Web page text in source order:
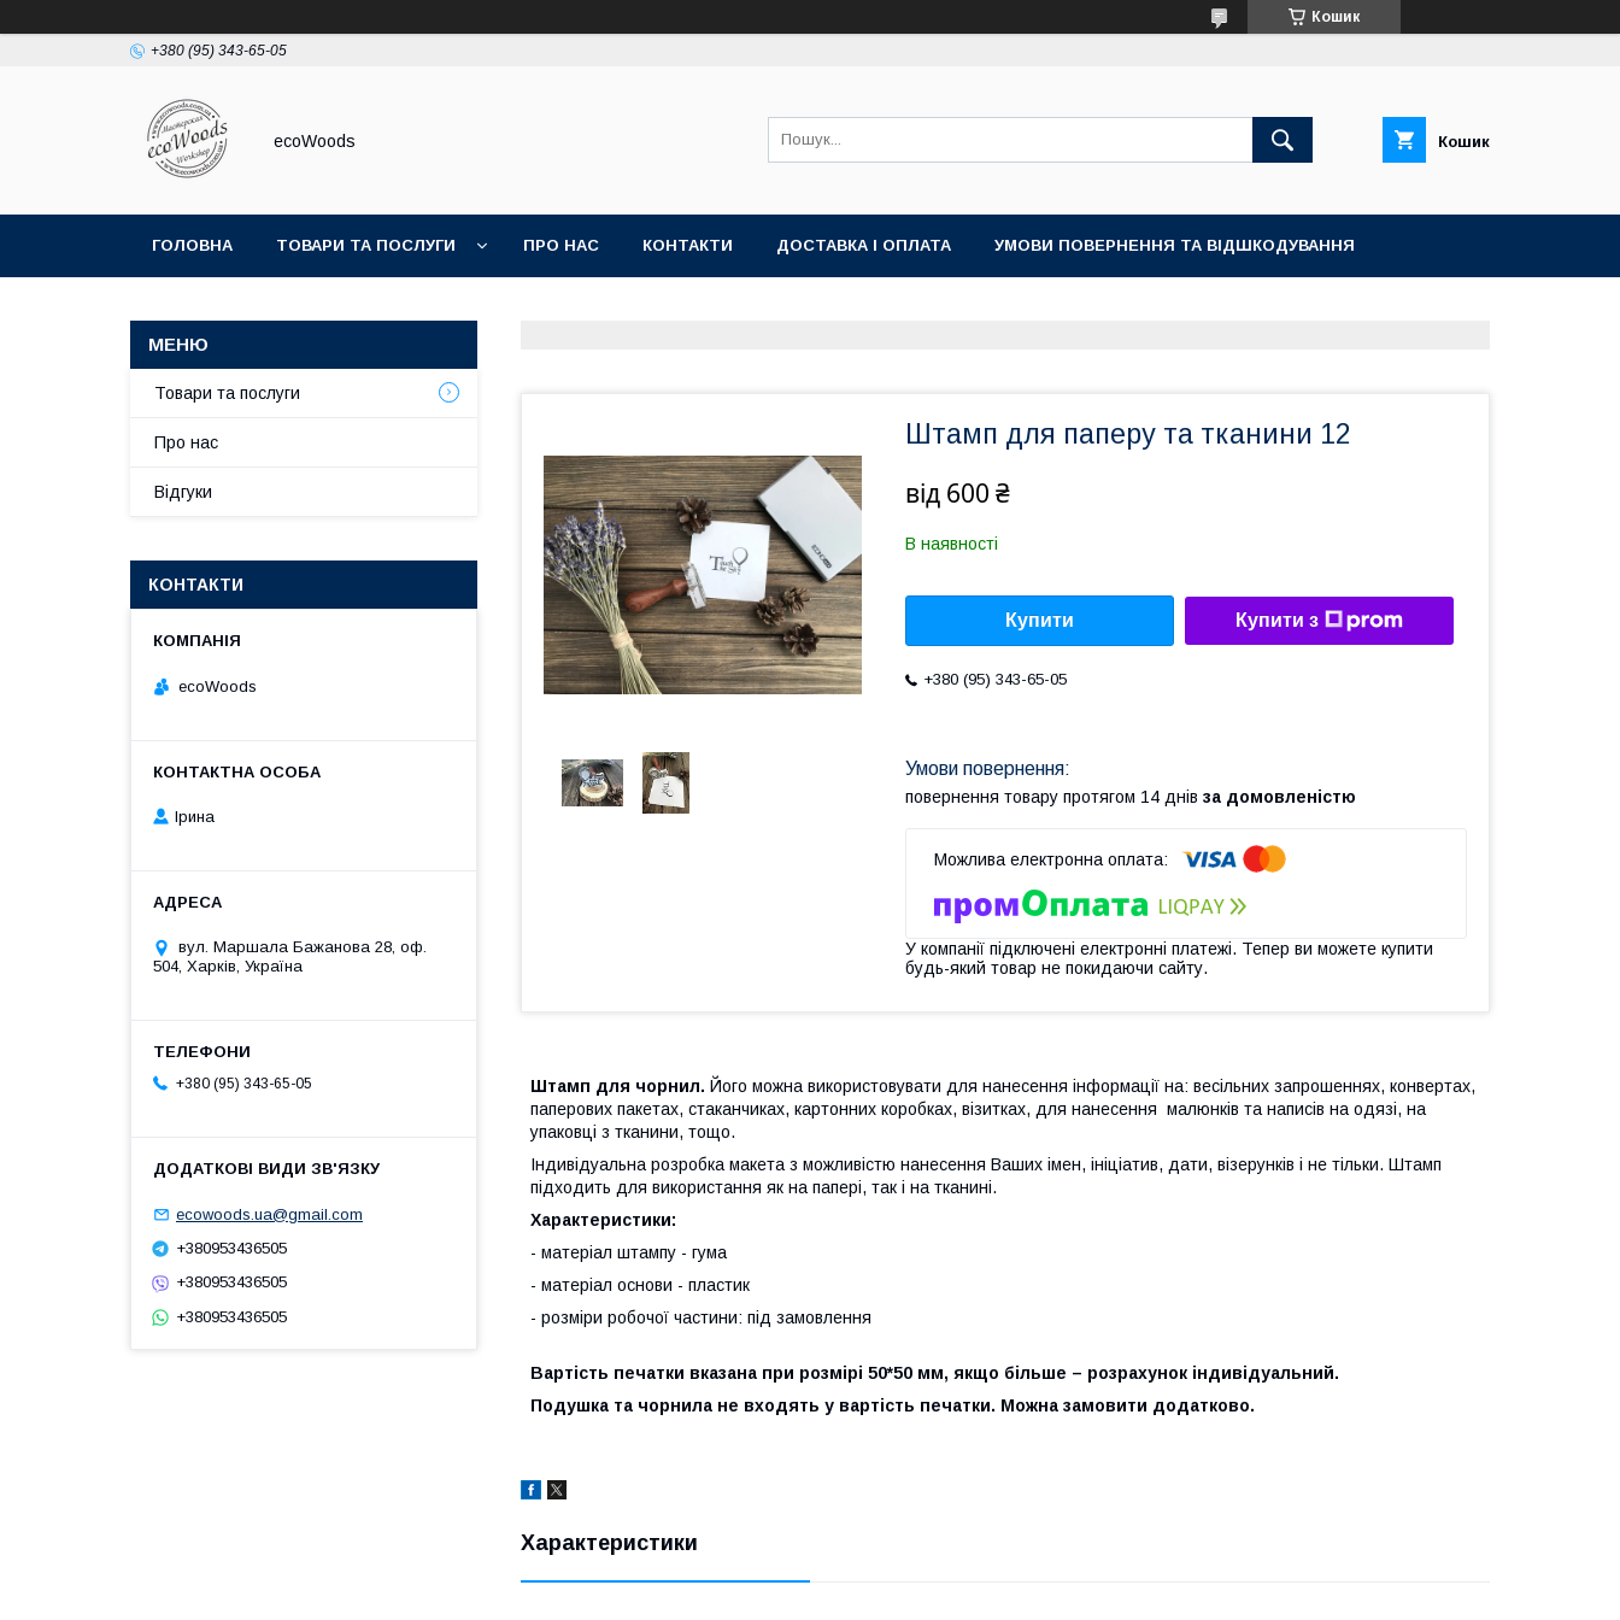
Кошик
+380 (95) 343-65-05
ecoWoods Кошик
ГОЛОВНА ТОВАРИ ТА ПОСЛУГИ ПРО НАС КОНТАКТИ ДОСТАВКА І ОПЛАТА УМОВИ ПОВЕРНЕННЯ ТА ВІДШКОДУВАННЯ
Штамп для паперу та тканини 12
від 600 ₴
В наявності
Купити Купити з
+380 (95) 343-65-05
повернення товару протягом 14 днів за домовленістю
У компанії підключені електронні платежі. Тепер ви можете купити
будь-який товар не покидаючи сайту.
Штамп для чорнил. Його можна використовувати для нанесення інформації на: весільних запрошеннях, конвертах,
паперових пакетах, стаканчиках, картонних коробках, візитках, для нанесення малюнків та написів на одязі, на
упаковці з тканини, тощо.
Індивідуальна розробка макета з можливістю нанесення Ваших імен, ініціатив, дати, візерунків і не тільки. Штамп
підходить для використання як на папері, так і на тканині.
Характеристики:
- матеріал штампу - гума
- матеріал основи - пластик
- розміри робочої частини: під замовлення
Вартість печатки вказана при розмірі 50*50 мм, якщо більше – розрахунок індивідуальний.
Подушка та чорнила не входять у вартість печатки. Можна замовити додатково.
Характеристики
Товари та послуги
Про нас
Відгуки
КОНТАКТИ
ecoWoods
Ірина
вул. Маршала Бажанова 28, оф.
504, Харків, Україна
+380 (95) 343-65-05
ecowoods.ua@gmail.com
+380953436505
+380953436505
+380953436505